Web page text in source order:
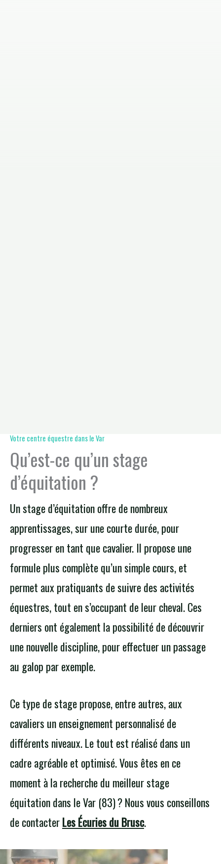
Votre centre équestre dans le Var
Qu’est-ce qu’un stage
d’équitation ?
Un stage d’équitation offre de nombreux
apprentissages, sur une courte durée, pour
progresser en tant que cavalier. Il propose une
formule plus complète qu’un simple cours, et
permet aux pratiquants de suivre des activités
équestres, tout en s’occupant de leur cheval. Ces
derniers ont également la possibilité de découvrir
une nouvelle discipline, pour effectuer un passage
au galop par exemple.
Ce type de stage propose, entre autres, aux
cavaliers un enseignement personnalisé de
différents niveaux. Le tout est réalisé dans un
cadre agréable et optimisé. Vous êtes en ce
moment à la recherche du meilleur stage
équitation dans le Var (83) ? Nous vous conseillons
de contacterLes Écuries du Brusc.